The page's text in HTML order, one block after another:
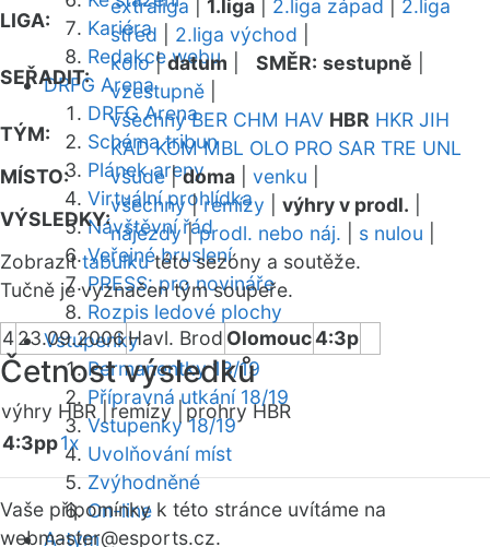
Kariéra
Redakce webu
DRFG Arena
DRFG Arena
Schéma tribun
Plánek areny
Virtuální prohlídka
Návštěvní řád
Veřejné bruslení
PRESS: pro novináře
Rozpis ledové plochy
Vstupenky
Permanentky 18/19
Přípravná utkání 18/19
Vstupenky 18/19
Uvolňování míst
Zvýhodněné
On-line
A-tým
LIGA:
extraliga 1.liga 2.liga západ
2.liga
střed
2.liga východ
SEŘADIT:
kolo|datum SMĚR: sestupně
vzestupně
TÝM:
všechny BER CHM HAV HBR HKR JIH
KAD KOM MBL OLO PRO SAR TRE UNL
MÍSTO:
všude|doma venku
VÝSLEDKY:
všechny|remízy výhry v prodl.
nájezdy|prodl. nebo náj. s nulou
Zobrazittabulkutéto sezóny a soutěže.
Tučně je vyznačen tým soupeře.
423.09.2006Havl. Brod Olomouc4:3p
Četnost výsledků
výhry HBR | remízy |prohry HBR
4:3pp1x
Vaše připomínky k této stránce uvítáme na
webmaster@esports.cz.